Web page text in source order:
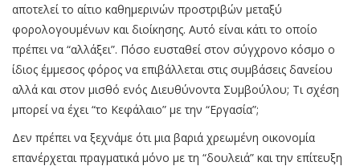
αποτελεί το αίτιο καθημερινών προστριβών μεταξύ
φορολογουμένων και διοίκησης. Αυτό είναι κάτι το οποίο
πρέπει να “αλλάξει”. Πόσο ευσταθεί στον σύγχρονο κόσμο ο
ίδιος έμμεσος φόρος να επιβάλλεται στις συμβάσεις δανείου
αλλά και στον μισθό ενός Διευθύνοντα Συμβούλου; Τι σχέση
μπορεί να έχει “το Κεφάλαιο” με την “Εργασία”;
Δεν πρέπει να ξεχνάμε ότι μια βαριά χρεωμένη οικονομία
επανέρχεται πραγματικά μόνο με τη “δουλειά” και την επίτευξη